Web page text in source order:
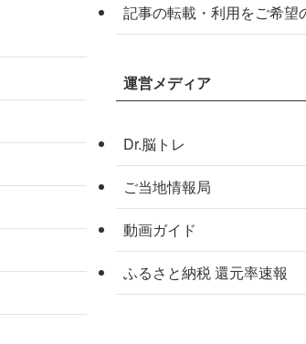
記事の転載・利用をご希望
運営メディア
Dr.脳トレ
ご当地情報局
動画ガイド
ふるさと納税 還元率速報